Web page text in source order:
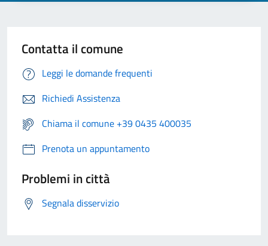
Contatta il comune
Leggi le domande frequenti
Richiedi Assistenza
Chiama il comune +39 0435 400035
Prenota un appuntamento
Problemi in città
Segnala disservizio